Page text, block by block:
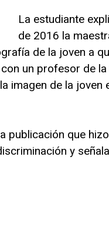
La estudiante
de 2016 la
de la joven a
un profesor de
imagen de la joven
publicación que
y